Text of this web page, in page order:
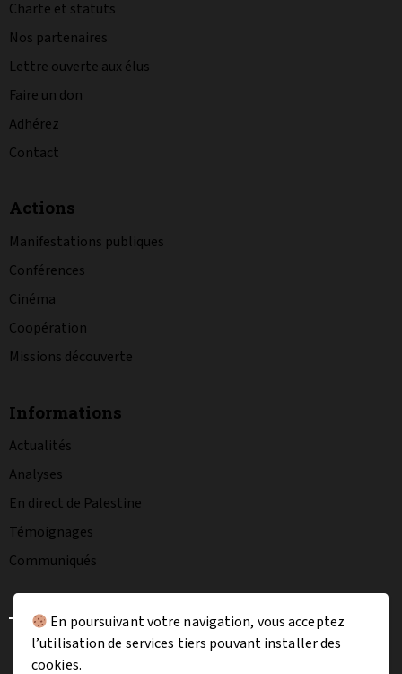
En poursuivant votre navigation, vous acceptez
l’utilisation de services tiers pouvant installer des
cookies.
Charte et statuts
Nos partenaires
Lettre ouverte aux élus
Faire un don
Adhérez
Contact
Actions
Manifestations publiques
Conférences
Cinéma
Coopération
Missions découverte
Informations
Actualités
Analyses
En direct de Palestine
Témoignages
Communiqués
La charte graphiqueMentions légales